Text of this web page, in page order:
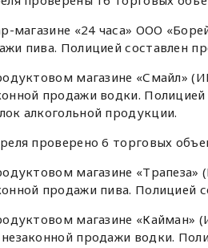
магазине «24 часа» ООО
пива. Полицией составлен
магазине «Смайл»
продажи водки.
алкогольной продукции.
проверено 6 торговых
магазине
продажи пива. Полицией
магазине «Кайман»
продажи водки.